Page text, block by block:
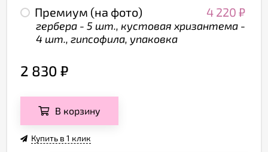
Премиум (на фото) 4 220 ₽
гербера - 5 шт., кустовая хризантема -
4 шт., гипсофила, упаковка
2 830 ₽
В корзину
Купить в 1 клик